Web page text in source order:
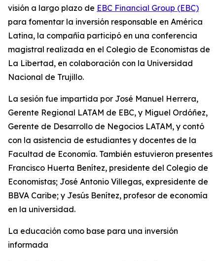
visión a largo plazo de EBC Financial Group (EBC)
para fomentar la inversión responsable en América
Latina, la compañía participó en una conferencia
magistral realizada en el Colegio de Economistas de
La Libertad, en colaboración con la Universidad
Nacional de Trujillo.
La sesión fue impartida por José Manuel Herrera,
Gerente Regional LATAM de EBC, y Miguel Ordóñez,
Gerente de Desarrollo de Negocios LATAM, y contó
con la asistencia de estudiantes y docentes de la
Facultad de Economía. También estuvieron presentes
Francisco Huerta Benítez, presidente del Colegio de
Economistas; José Antonio Villegas, expresidente de
BBVA Caribe; y Jesús Benítez, profesor de economía
en la universidad.
La educación como base para una inversión
informada